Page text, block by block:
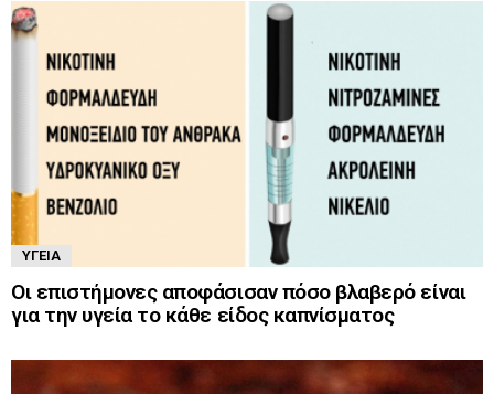
ΥΓΕΊΑ
Οι επιστήμονες αποφάσισαν πόσο βλαβερό είναι
για την υγεία το κάθε είδος καπνίσματος